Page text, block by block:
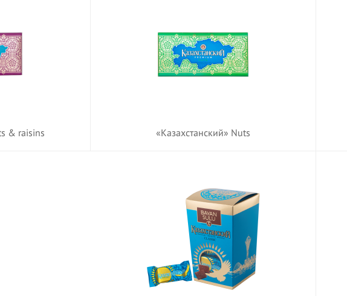
& raisins «Казахстанский» Nuts